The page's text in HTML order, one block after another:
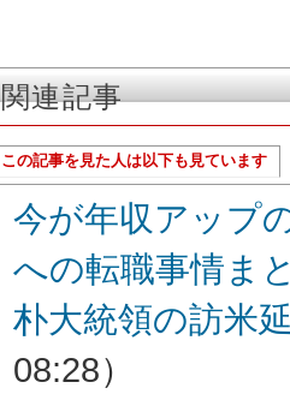
関連記事
この記事を見た人は以下も見ています
今が年収アップ
への転職事情ま
朴大統領の訪米
08:28）